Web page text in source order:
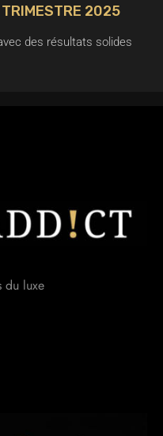
TRIMESTRE 2025
des résultats solides
du luxe